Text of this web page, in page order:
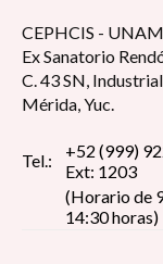
CEPHCIS - UNAM
Ex Sanatorio
C. 43 SN,
Mérida, Yuc.
Tel.:
+52 (999)
Ext: 1203
(Horario de
14:30 horas)